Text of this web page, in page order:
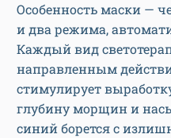
Особенность маски —
и два режима,
Каждый вид
направленным
стимулирует
глубину морщин и
синий борется с